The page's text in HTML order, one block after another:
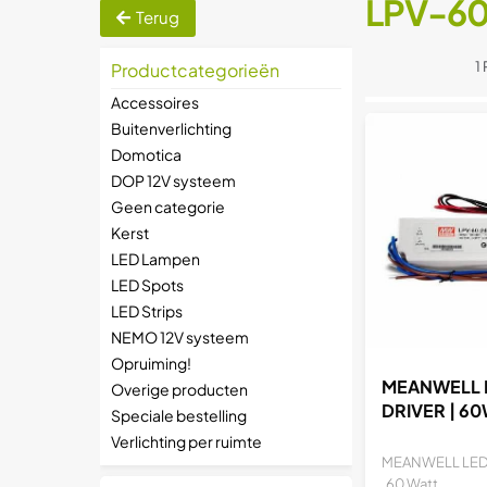
Terug
Productcategorieën
Accessoires
Buitenverlichting
Domotica
DOP 12V systeem
Geen categorie
Kerst
LED Lampen
LED Spots
LED Strips
NEMO 12V systeem
Opruiming!
Overige producten
Speciale bestelling
Verlichting per ruimte
LPV-
1
MEANWELL
DRIVER |
MEANWELL
60 Watt...